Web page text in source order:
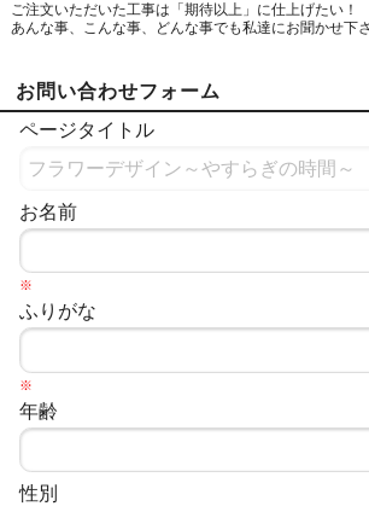
ご注文いただいた工事は「期待以上」に仕上げたい！
あんな事、こんな事、どんな事でも私達にお聞かせ下
お問い合わせフォーム
ページタイトル
お名前
※
ふりがな
※
年齢
性別